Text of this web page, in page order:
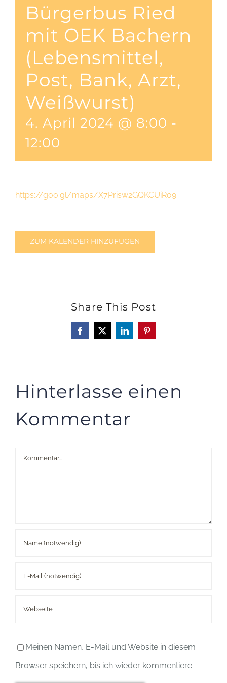
Bürgerbus Ried
mit OEK Bachern
(Lebensmittel,
Post, Bank, Arzt,
Weißwurst)
4. April 2024 @ 8:00 -
12:00
https://goo.gl/maps/X7Prisw2GQKCUiRo9
ZUM KALENDER HINZUFÜGEN
Share This Post
Facebook
X LinkedInPinterest
Hinterlasse einen
Kommentar
Kommentar
Meinen Namen, E-Mail und Website in diesem
Browser speichern, bis ich wieder kommentiere.